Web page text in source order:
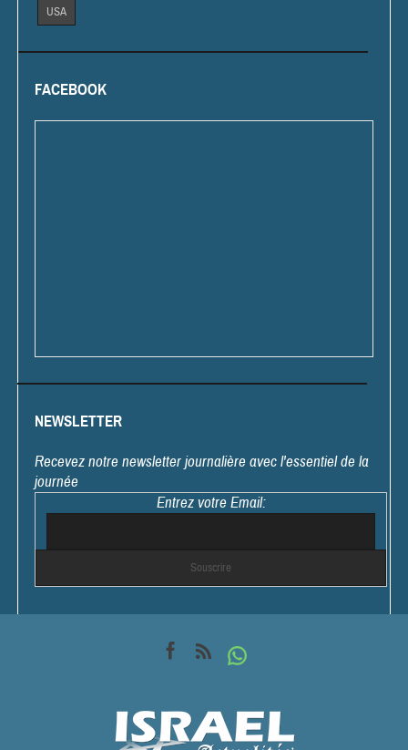
USA
FACEBOOK
NEWSLETTER
Recevez notre newsletter journalière avec l'essentiel de la
journée
Entrez votre Email: